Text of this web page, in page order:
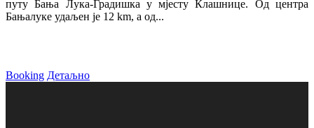
путу Бања Лука-Градишка у мјесту Клашнице. Од центра
Бањалуке удаљен је 12 km, а од...
Booking Детаљно